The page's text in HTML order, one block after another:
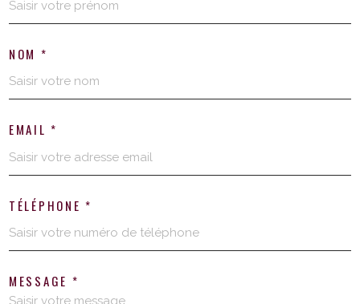
NOM *
EMAIL *
TÉLÉPHONE *
MESSAGE *